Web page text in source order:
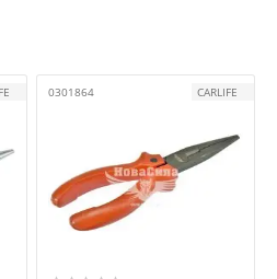
INTERTOOL, Дорожня Карта,
рукоятки з прогумованим
та безпечний хват.
випробування на напругу і
робіт.
0301864 CARLIFE